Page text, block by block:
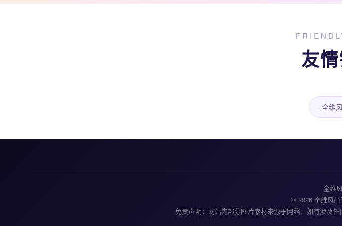
友
全维
全维
© 2026 全维风
免责声明：网站内部分图片素材来源于网络，如有涉及